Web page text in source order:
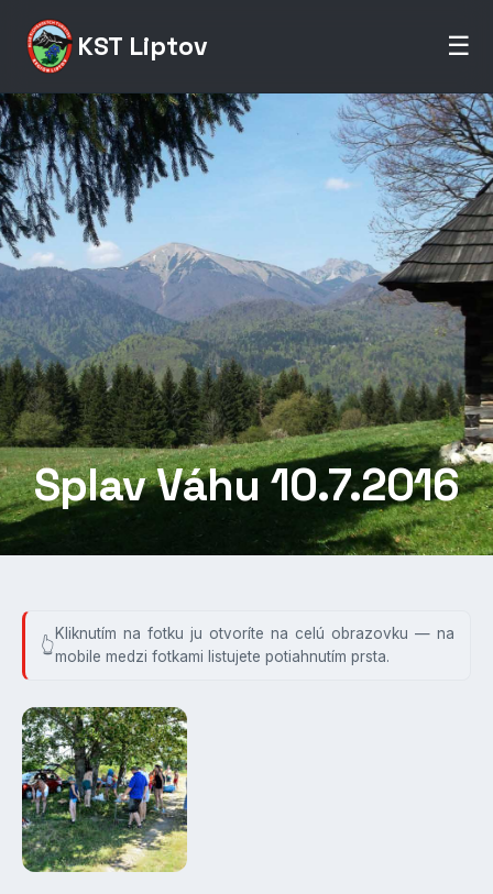
KST Liptov ☰
Splav Váhu 10.7.2016
Kliknutím na fotku ju otvoríte na celú obrazovku — na
mobile medzi fotkami listujete potiahnutím prsta.